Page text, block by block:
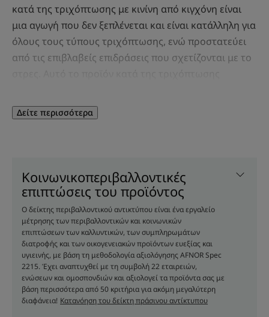
κατά της τριχόπτωσης με κινίνη από κιγχόνη είναι
μια αγωγή που δεν ξεπλένεται και είναι κατάλληλη για
όλους τους τύπους τριχόπτωσης, ενώ προστατεύει
από τις επιβλαβείς επιδράσεις που σχετίζονται με το
συμπύκνωμα υψηλής ανοχής αποτελεσματικότητας,
που δρα στο τριχωτό της κεφαλής για να μειώσει
έντονα. Η σύνθεσή του με 97% συστατικά φυσικής
προέλευσης συνδυάζει κινίνη και καφεΐνη, ένα
ισχυρό δίδυμο που έχει αποδειχθεί ότι επιβραδύνει
την τριχόπτωση και ενισχύει την σταθεροποίηση της
τριίχας , και το Camu camu, ένα υπερφρούτο από
τον Αμαζόνιο υψηλής συγκέντρωσης σε βιταμίνη C,
που βοηθά στη μείωση της τριχόπτωσης ιδιαίτερα
λόγω των επιβλαβών επιδράσεων του άγχους.
Δείτε περισσότερα
Κοινωνικοπεριβαλλοντικές
επιπτώσεις του προϊόντος
Ο δείκτης περιβαλλοντικού αντικτύπου είναι ένα εργαλείο
μέτρησης των περιβαλλοντικών και κοινωνικών
επιπτώσεων των καλλυντικών, των συμπληρωμάτων
διατροφής και των οικογενειακών προϊόντων ευεξίας και
υγιεινής, με βάση τη μεθοδολογία αξιολόγησης AFNOR Spec
2215. Έχει αναπτυχθεί με τη συμβολή 22 εταιρειών,
ενώσεων και ομοσπονδιών και αξιολογεί τα προϊόντα σας με
βάση περισσότερα από 50 κριτήρια για ακόμη μεγαλύτερη
διαφάνεια! Κατανόηση του δείκτη πράσινου αντίκτυπου